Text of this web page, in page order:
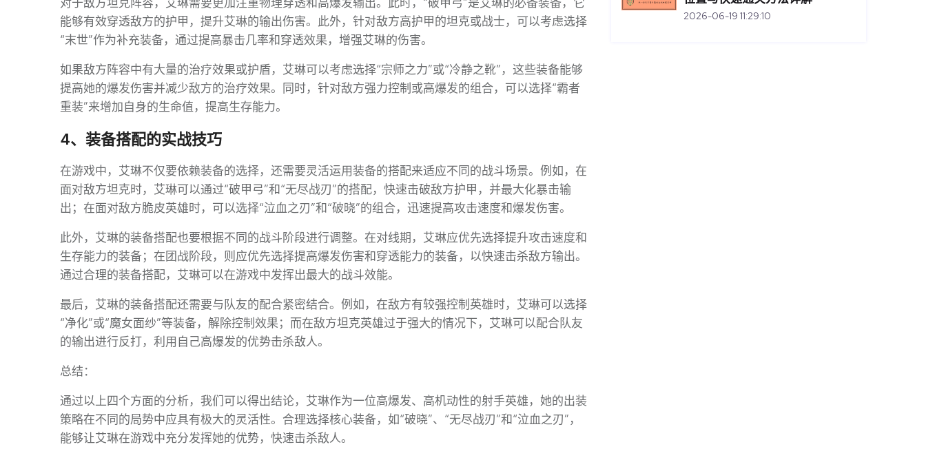
能够有效穿透敌方的护甲，提升艾琳的输出伤害。此外，针对敌方高护甲的坦克或战士，可以考虑选择
“末世”作为补充装备，通过提高暴击几率和穿透效果，增强艾琳的伤害。
如果敌方阵容中有大量的治疗效果或护盾，艾琳可以考虑选择“宗师之力”或“冷静之靴”，这些装备能够
提高她的爆发伤害并减少敌方的治疗效果。同时，针对敌方强力控制或高爆发的组合，可以选择“霸者
重装”来增加自身的生命值，提高生存能力。
4、装备搭配的实战技巧
在游戏中，艾琳不仅要依赖装备的选择，还需要灵活运用装备的搭配来适应不同的战斗场景。例如，在
面对敌方坦克时，艾琳可以通过“破甲弓”和“无尽战刃”的搭配，快速击破敌方护甲，并最大化暴击输
出；在面对敌方脆皮英雄时，可以选择“泣血之刃”和“破晓”的组合，迅速提高攻击速度和爆发伤害。
此外，艾琳的装备搭配也要根据不同的战斗阶段进行调整。在对线期，艾琳应优先选择提升攻击速度和
生存能力的装备；在团战阶段，则应优先选择提高爆发伤害和穿透能力的装备，以快速击杀敌方输出。
通过合理的装备搭配，艾琳可以在游戏中发挥出最大的战斗效能。
最后，艾琳的装备搭配还需要与队友的配合紧密结合。例如，在敌方有较强控制英雄时，艾琳可以选择
“净化”或“魔女面纱”等装备，解除控制效果；而在敌方坦克英雄过于强大的情况下，艾琳可以配合队友
的输出进行反打，利用自己高爆发的优势击杀敌人。
总结：
通过以上四个方面的分析，我们可以得出结论，艾琳作为一位高爆发、高机动性的射手英雄，她的出装
策略在不同的局势中应具有极大的灵活性。合理选择核心装备，如“破晓”、“无尽战刃”和“泣血之刃”，
能够让艾琳在游戏中充分发挥她的优势，快速击杀敌人。
2026-06-19 11:29:10